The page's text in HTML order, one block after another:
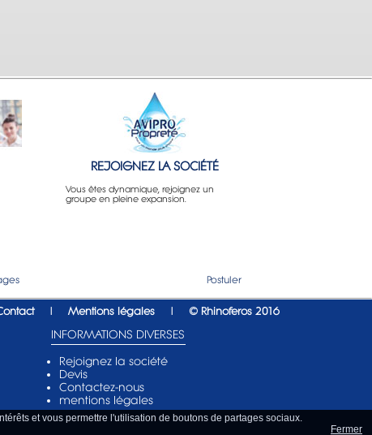
REJOIGNEZ LA SOCIÉTÉ
Vous êtes dynamique, rejoignez un
groupe en pleine expansion.
Postuler
Mentions légales © Rhinoferos 2016
INFORMATIONS DIVERSES
Rejoignez la société
Devis
Contactez-nous
mentions légales
et vous permettre l'utilisation de boutons de partages sociaux.
Fermer